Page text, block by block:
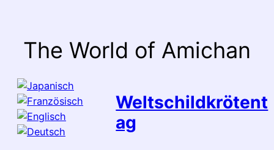
springen
The World of Amichan
Weltschildkrötent
ag